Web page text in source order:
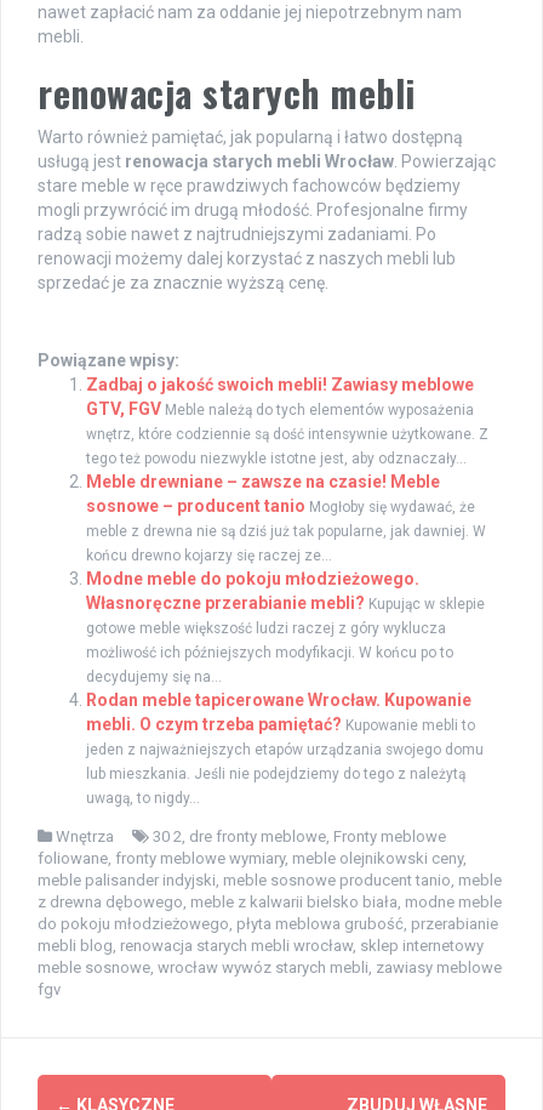
nawet zapłacić nam za oddanie jej niepotrzebnym nam
mebli.
renowacja starych mebli
Warto również pamiętać, jak popularną i łatwo dostępną
usługą jest renowacja starych mebli Wrocław. Powierzając
stare meble w ręce prawdziwych fachowców będziemy
mogli przywrócić im drugą młodość. Profesjonalne firmy
radzą sobie nawet z najtrudniejszymi zadaniami. Po
renowacji możemy dalej korzystać z naszych mebli lub
sprzedać je za znacznie wyższą cenę.
Powiązane wpisy:
Zadbaj o jakość swoich mebli! Zawiasy meblowe
GTV, FGV Meble należą do tych elementów wyposażenia
wnętrz, które codziennie są dość intensywnie użytkowane. Z
tego też powodu niezwykle istotne jest, aby odznaczały...
Meble drewniane – zawsze na czasie! Meble
sosnowe – producent tanio Mogłoby się wydawać, że
meble z drewna nie są dziś już tak popularne, jak dawniej. W
końcu drewno kojarzy się raczej ze...
Modne meble do pokoju młodzieżowego.
Własnoręczne przerabianie mebli? Kupując w sklepie
gotowe meble większość ludzi raczej z góry wyklucza
możliwość ich późniejszych modyfikacji. W końcu po to
decydujemy się na...
Rodan meble tapicerowane Wrocław. Kupowanie
mebli. O czym trzeba pamiętać? Kupowanie mebli to
jeden z najważniejszych etapów urządzania swojego domu
lub mieszkania. Jeśli nie podejdziemy do tego z należytą
uwagą, to nigdy...
Wnętrza 30 2, dre fronty meblowe, Fronty meblowe
foliowane, fronty meblowe wymiary, meble olejnikowski ceny,
meble palisander indyjski, meble sosnowe producent tanio, meble
z drewna dębowego, meble z kalwarii bielsko biała, modne meble
do pokoju młodzieżowego, płyta meblowa grubość, przerabianie
mebli blog, renowacja starych mebli wrocław, sklep internetowy
meble sosnowe, wrocław wywóz starych mebli, zawiasy meblowe
fgv
Zobacz
← KLASYCZNE
ZBUDUJ WŁASNE